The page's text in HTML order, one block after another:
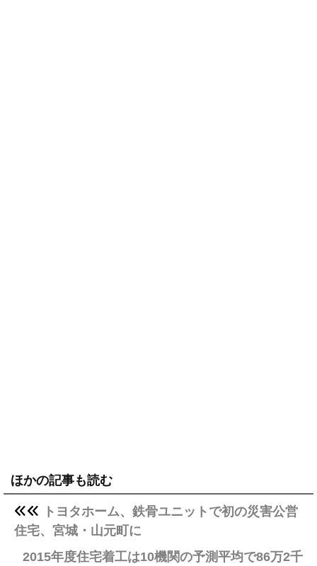
ほかの記事も読む
トヨタホーム、鉄骨ユニットで初の災害公営
住宅、宮城・山元町に
2015年度住宅着工は10機関の予測平均で86万2千